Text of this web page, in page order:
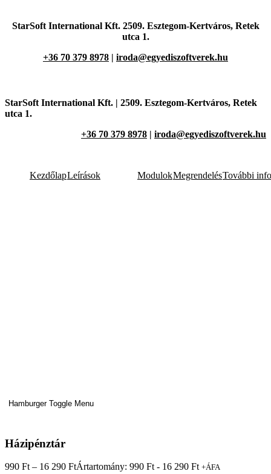
StarSoft International Kft. 2509. Esztegom-Kertváros, Retek
utca 1.
+36 70 379 8978 | iroda@egyediszoftverek.hu
StarSoft International Kft. | 2509. Esztegom-Kertváros, Retek
utca 1.
+36 70 379 8978 | iroda@egyediszoftverek.hu
KezdőlapLeírások ModulokMegrendelésTovábbi
Hamburger Toggle Menu
Házipénztár
990 Ft – 16 290 FtÁrtartomány: 990 Ft - 16 290 Ft +ÁFA